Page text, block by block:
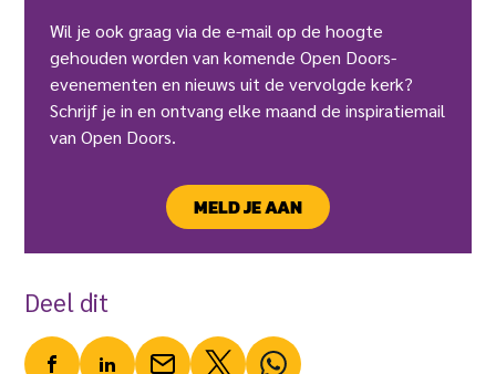
Wil je ook graag via de e-mail op de hoogte
gehouden worden van komende Open Doors-
evenementen en nieuws uit de vervolgde kerk?
Schrijf je in en ontvang elke maand de inspiratiemail
van Open Doors.
MELD JE AAN
Deel dit